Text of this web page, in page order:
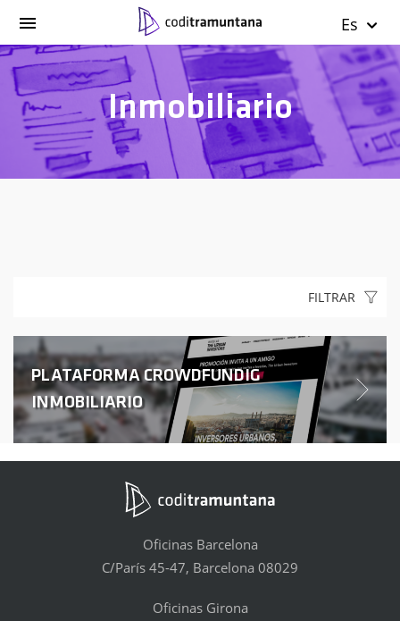
Es
Inmobiliario
FILTRAR
PLATAFORMA CROWDFUNDIG
INMOBILIARIO
Oficinas Barcelona
C/París 45-47, Barcelona 08029
Oficinas Girona